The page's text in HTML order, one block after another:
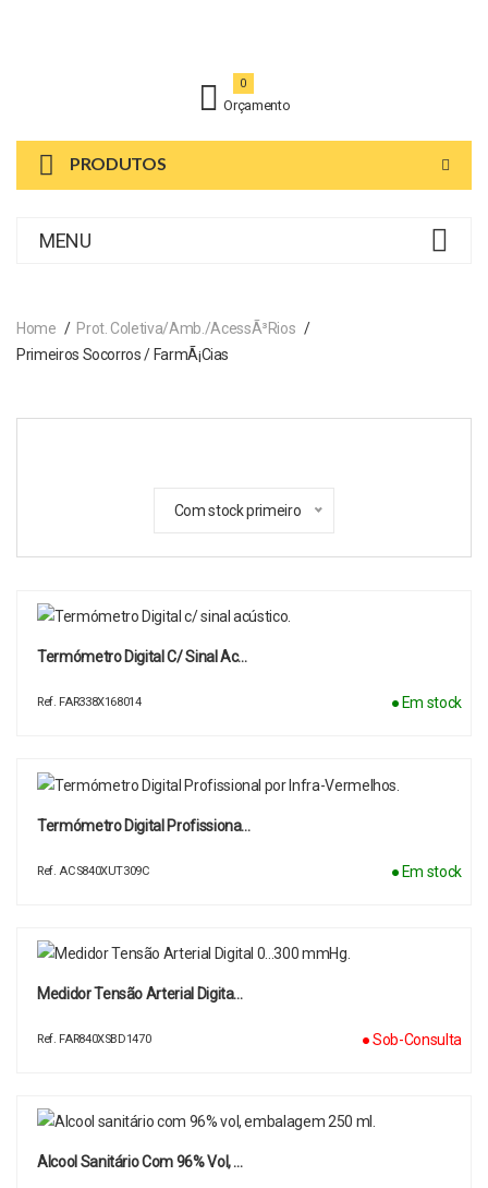
Orçamento
0
PRODUTOS
MENU
Home
Prot. Coletiva/Amb./AcessÃ³rios
Primeiros Socorros / FarmÃ¡cias
Com stock primeiro
Termómetro Digital C/ Sinal Ac…
Ref. FAR338X168014 ● Em stock
Termómetro Digital Profissiona…
Ref. ACS840XUT309C ● Em stock
Medidor Tensão Arterial Digita…
Ref. FAR840XSBD1470 ● Sob-Consulta
Alcool Sanitário Com 96% Vol, …